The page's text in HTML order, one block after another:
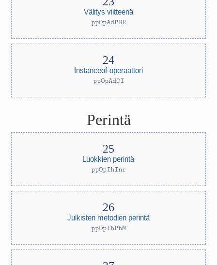
Välitys viitteenä
ppOpAdPBR
Instanceof-operaattori
ppOpAdOI
Perintä
Luokkien perintä
ppOpIhInr
Julkisten metodien perintä
ppOpIhPbM